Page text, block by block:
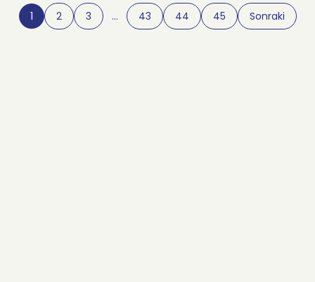
1 2 3 … 43 44 45 Sonraki